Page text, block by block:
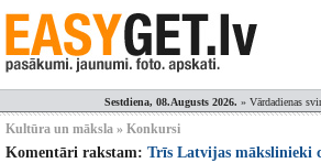
Sestdiena, 08.Augusts 2026. » Vārdadienas
Kultūra un māksla » Konkursi
Komentāri rakstam: Trīs Latvijas mākslinieki